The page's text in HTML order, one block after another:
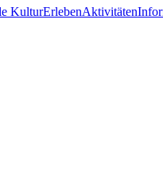
KulturErlebenAktivitäten